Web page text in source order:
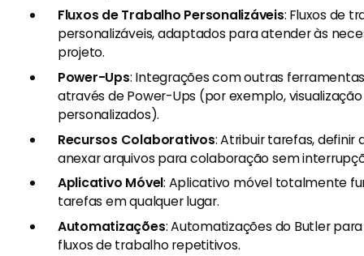
Fluxos de Trabalho Personalizáveis: Fluxos de
personalizáveis, adaptados para atender às
projeto.
Power-Ups: Integrações com outras
através de Power-Ups (por exemplo,
personalizados).
Recursos Colaborativos: Atribuir tarefas,
anexar arquivos para colaboração sem
Aplicativo Móvel: Aplicativo móvel totalmente
tarefas em qualquer lugar.
Automatizações: Automatizações do Butler
fluxos de trabalho repetitivos.